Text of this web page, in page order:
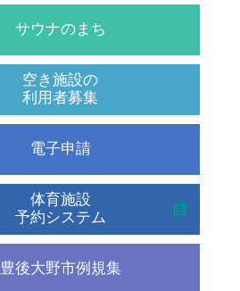
サウナのまち
空き施設の
利用者募集
電子申請
体育施設
予約システム
豊後大野市例規集